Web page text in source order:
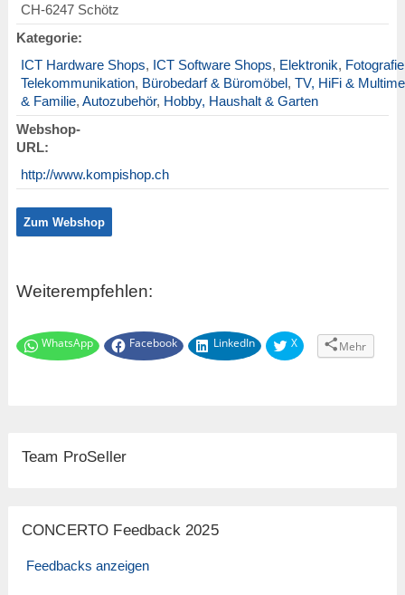
CH-6247 Schötz
Kategorie:
ICT Hardware Shops, ICT Software Shops, Elektronik, Fotografie
Telekommunikation, Bürobedarf & Büromöbel, TV, HiFi &
& Familie, Autozubehör, Hobby, Haushalt & Garten
Webshop-
URL:
http://www.kompishop.ch
Zum Webshop
Weiterempfehlen:
WhatsApp Facebook LinkedIn X Mehr
Team ProSeller
CONCERTO Feedback 2025
Feedbacks anzeigen